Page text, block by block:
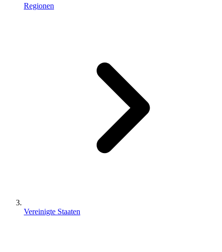
Regionen
Vereinigte Staaten